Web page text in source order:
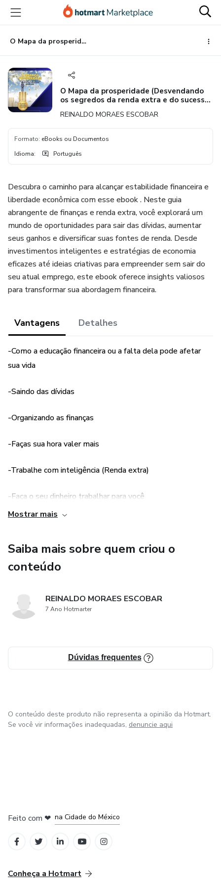
para
conteúdo
principal
para
pagamento
para
rodapé
O Mapa da prosperidade (Desvendando os segredos da renda extra e do sucesso financeiro)
O Mapa da prosperidade (Desvendando
os segredos da renda extra e do sucesso
REINALDO MORAES ESCOBAR
Formato: eBooks ou Documentos
Idioma: Português
Descubra o caminho para alcançar estabilidade financeira e
liberdade econômica com esse ebook . Neste guia
abrangente de finanças e renda extra, você explorará um
mundo de oportunidades para sair das dívidas, aumentar
seus ganhos e diversificar suas fontes de renda. Desde
investimentos inteligentes e estratégias de economia
eficazes até ideias criativas para empreender sem sair do
seu atual emprego, este ebook oferece insights valiosos
para transformar sua abordagem financeira.
Vantagens Detalhes
-Como a educação financeira ou a falta dela pode afetar
sua vida
-Saindo das dívidas
-Organizando as finanças
-Faças sua hora valer mais
-Trabalhe com inteligência (Renda extra)
-Faça o seu dinheiro trabalhar para você
Mostrar mais
Saiba mais sobre quem criou o
conteúdo
REINALDO MORAES ESCOBAR
7 Ano Hotmarter
Dúvidas frequentes
O conteúdo deste produto não representa a opinião da Hotmart.
Se você vir informações inadequadas, denuncie aqui
Feito com ❤ na Cidade do México
Conheça a Hotmart